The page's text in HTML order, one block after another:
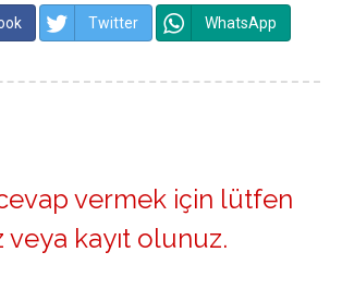
Twitter WhatsApp
vermek için lütfen
veya kayıt olunuz.